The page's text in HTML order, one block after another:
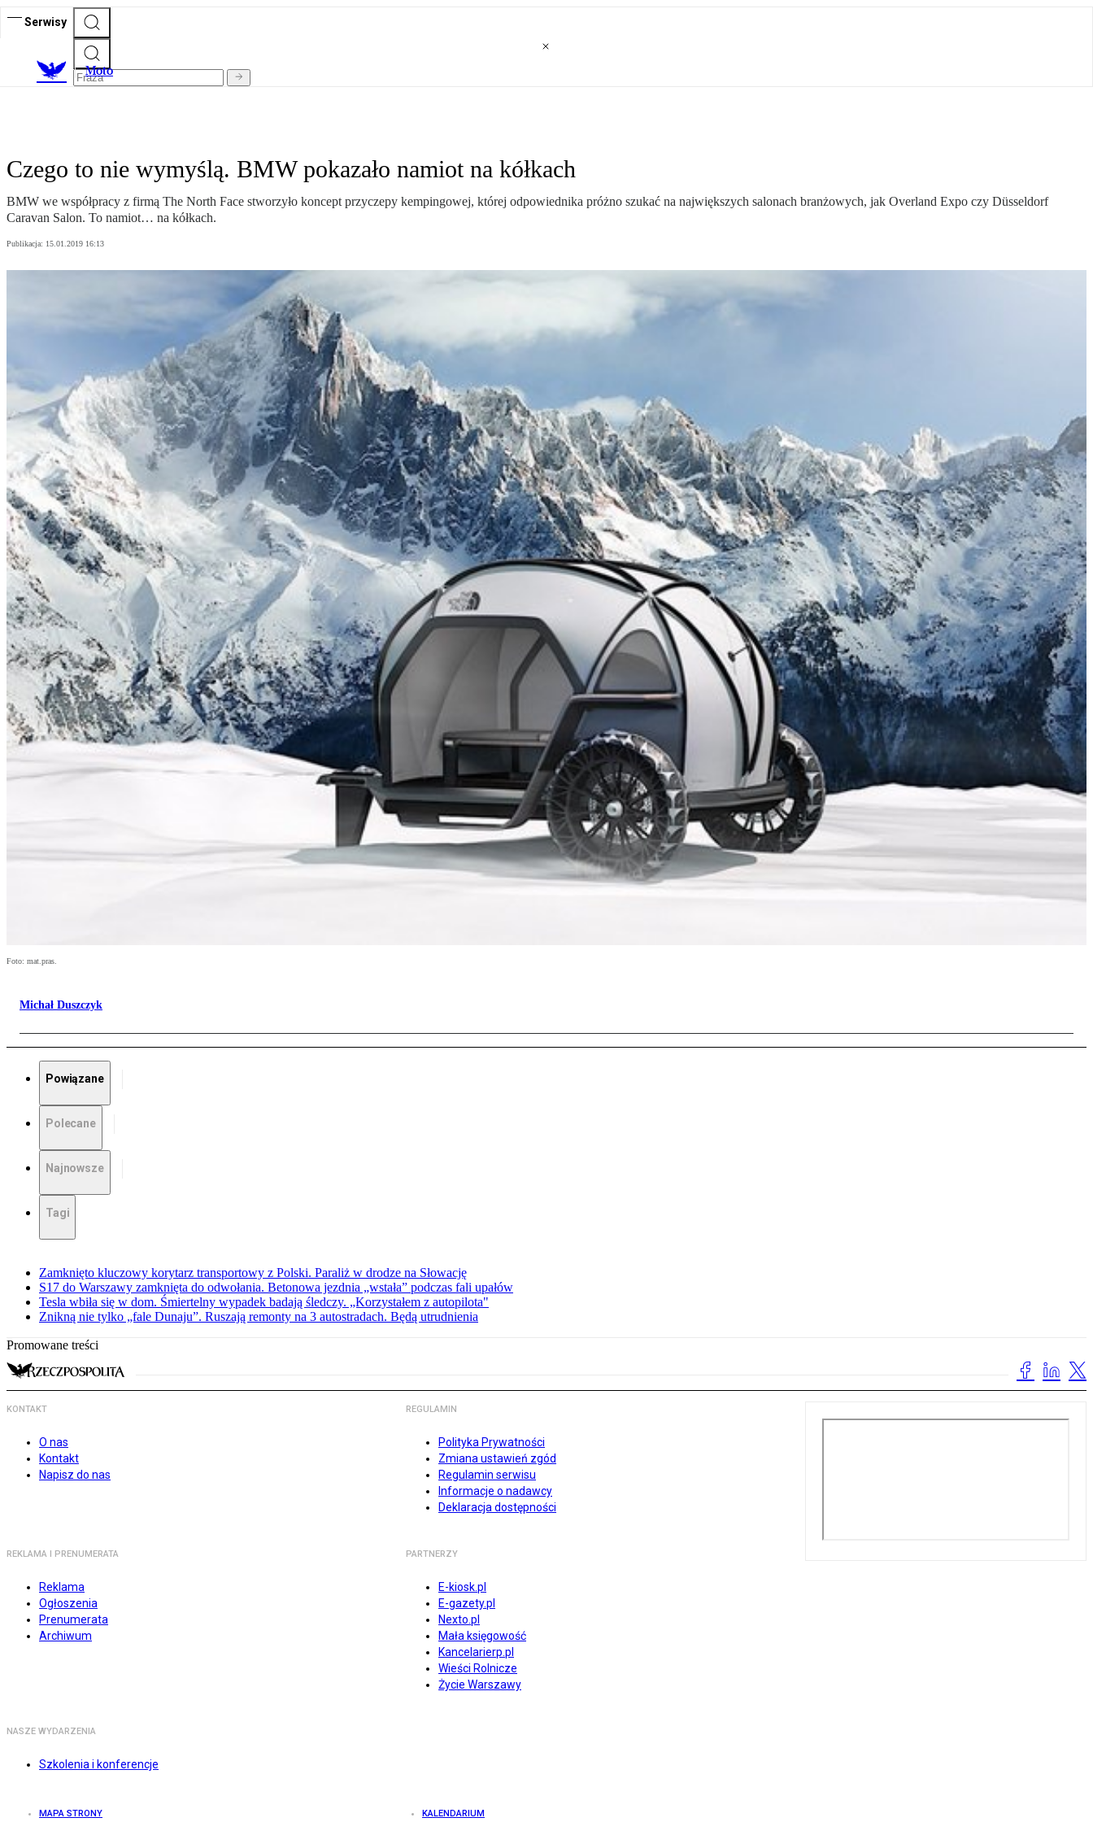
Serwisy
Moto
Czego to nie wymyślą. BMW pokazało namiot na kółkach
BMW we współpracy z firmą The North Face stworzyło koncept przyczepy kempingowej, której odpowiednika próżno szukać na największych salonach branżowych, jak Overland Expo czy Düsseldorf
Caravan Salon. To namiot… na kółkach.
Publikacja: 15.01.2019 16:13
Foto: mat.pras.
Michał Duszczyk
Powiązane
Polecane
Najnowsze
Tagi
Zamknięto kluczowy korytarz transportowy z Polski. Paraliż w drodze na Słowację
S17 do Warszawy zamknięta do odwołania. Betonowa jezdnia „wstała” podczas fali upałów
Tesla wbiła się w dom. Śmiertelny wypadek badają śledczy. „Korzystałem z autopilota"
Znikną nie tylko „fale Dunaju”. Ruszają remonty na 3 autostradach. Będą utrudnienia
Promowane treści
KONTAKT
O nas
Kontakt
Napisz do nas
REGULAMIN
Polityka Prywatności
Zmiana ustawień zgód
Regulamin serwisu
Informacje o nadawcy
Deklaracja dostępności
REKLAMA I PRENUMERATA
Reklama
Ogłoszenia
Prenumerata
Archiwum
PARTNERZY
E-kiosk.pl
E-gazety.pl
Nexto.pl
Mała księgowość
Kancelarierp.pl
Wieści Rolnicze
Życie Warszawy
NASZE WYDARZENIA
Szkolenia i konferencje
MAPA STRONY KALENDARIUM